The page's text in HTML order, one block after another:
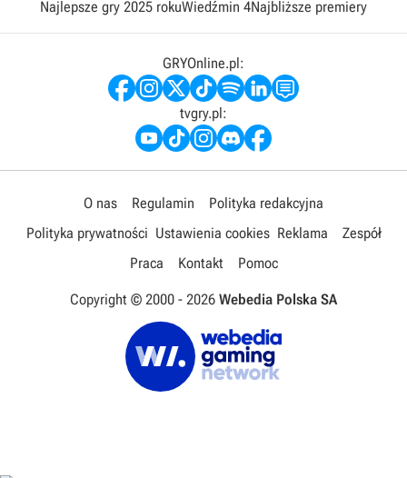
Najlepsze gry 2025 rokuWiedźmin 4Najbliższe premiery
GRYOnline.pl:
tvgry.pl:
O nas Regulamin
Polityka redakcyjna
Polityka prywatności Ustawienia cookies Reklama
Zespół
Praca
Kontakt Pomoc
Copyright © 2000 - 2026 Webedia Polska SA